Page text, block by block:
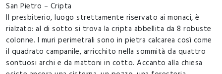
San Pietro – Cripta
Il presbiterio, luogo strettamente riservato ai monaci, è
rialzato: al di sotto si trova la cripta abbellita da 8 robuste
colonne. I muri perimetrali sono in pietra calcarea così come
il quadrato campanile, arricchito nella sommità da quattro
sontuosi archi e da mattoni in cotto. Accanto alla chiesa